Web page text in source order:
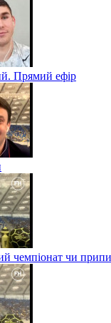
Прямий ефір
чемпіонат чи